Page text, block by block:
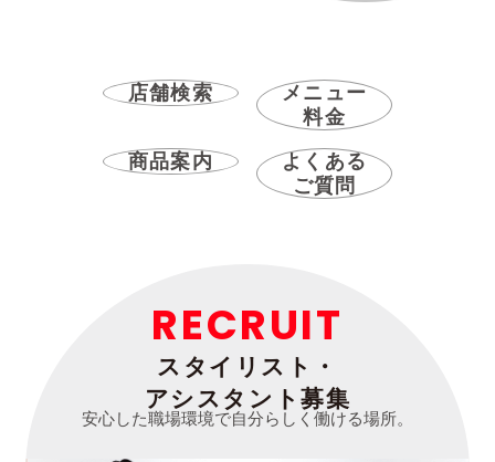
店舗検索
メニュー
料金
商品案内
よくある
ご質問
RECRUIT
スタイリスト・
アシスタント募集
安心した職場環境で自分らしく働ける場所。